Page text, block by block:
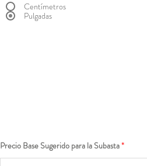
Centímetros
Pulgadas
Precio Base Sugerido para la Subasta